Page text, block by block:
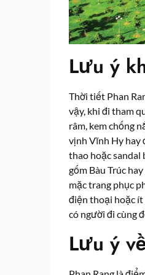
Lưu ý
Thời tiết Phan
vậy, khi đi tham
râm, kem chống
vịnh Vĩnh Hy hay
thao hoặc sandal
gốm Bàu Trúc
mặc trang phục
điện thoại hoặc ít
có người đi cùng
Lưu ý